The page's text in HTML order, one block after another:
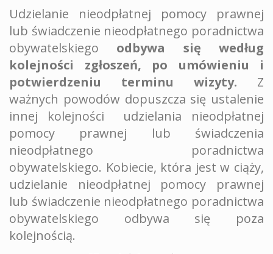
Udzielanie nieodpłatnej pomocy prawnej
lub świadczenie nieodpłatnego poradnictwa
obywatelskiego odbywa się według
kolejności zgłoszeń, po umówieniu i
potwierdzeniu terminu wizyty. Z
ważnych powodów dopuszcza się ustalenie
innej kolejności udzielania nieodpłatnej
pomocy prawnej lub świadczenia
nieodpłatnego poradnictwa
obywatelskiego. Kobiecie, która jest w ciąży,
udzielanie nieodpłatnej pomocy prawnej
lub świadczenie nieodpłatnego poradnictwa
obywatelskiego odbywa się poza
kolejnością.